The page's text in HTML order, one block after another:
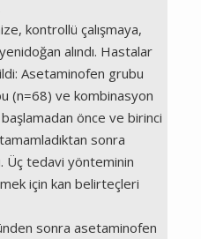
kontrollü çalışmaya,
alındı. Hastalar
Asetaminofen grubu
(n=68) ve kombinasyon
önce ve birinci
sonra
Üç tedavi yönteminin
için kan belirteçleri
sonra asetaminofen